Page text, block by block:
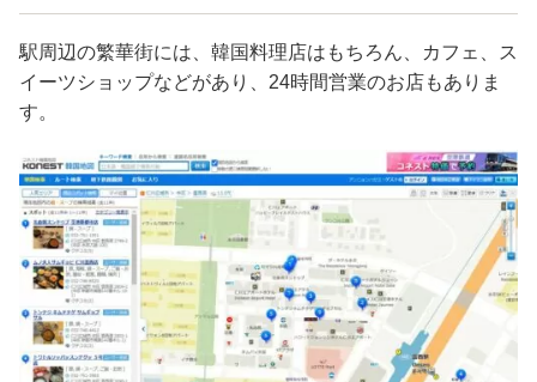
駅周辺の繁華街には、韓国料理店はもちろん、カフェ、ス
イーツショップなどがあり、24時間営業のお店もありま
す。